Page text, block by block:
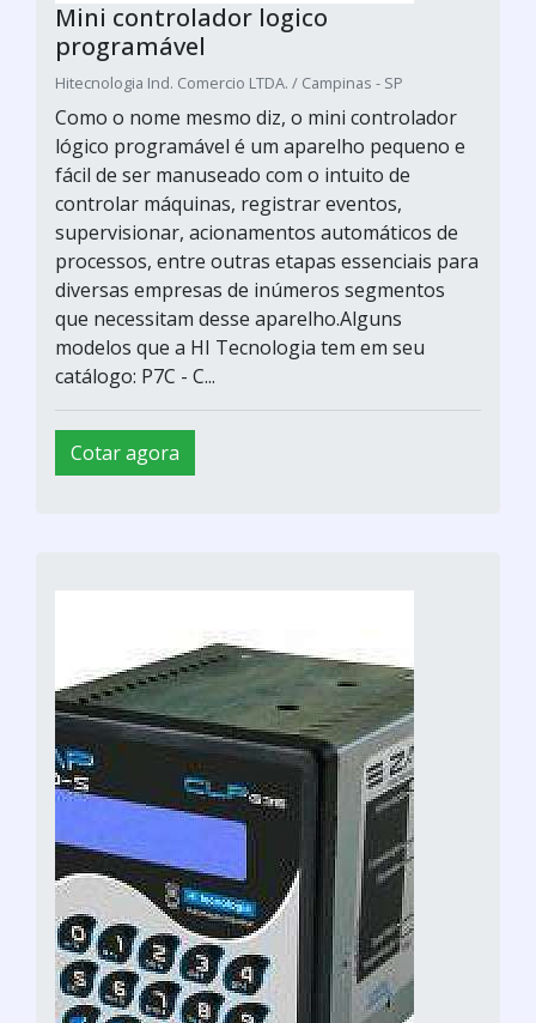
Mini controlador logico
programável
Hitecnologia Ind. Comercio LTDA. / Campinas - SP
Como o nome mesmo diz, o mini controlador
lógico programável é um aparelho pequeno e
fácil de ser manuseado com o intuito de
controlar máquinas, registrar eventos,
supervisionar, acionamentos automáticos de
processos, entre outras etapas essenciais para
diversas empresas de inúmeros segmentos
que necessitam desse aparelho.Alguns
modelos que a HI Tecnologia tem em seu
catálogo: P7C - C...
Cotar agora